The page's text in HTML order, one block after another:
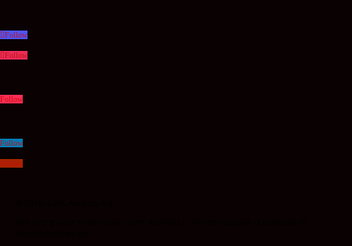
Follow
Follow
Follow
Follow